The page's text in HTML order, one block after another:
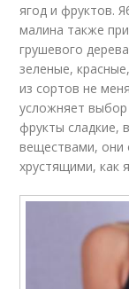
ягод и фруктов.
малина также
грушевого
зеленые,
из сортов не
усложняет
фрукты сладкие,
веществами, они
хрустящими, как